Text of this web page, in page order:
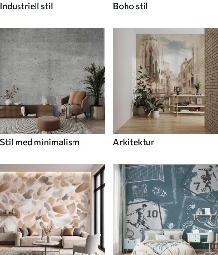
Industriell stil Boho stil
Stil med minimalism Arkitektur